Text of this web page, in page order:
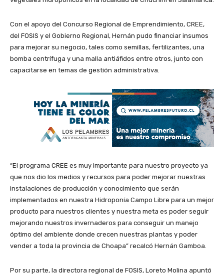
Con el apoyo del Concurso Regional de Emprendimiento, CREE,
del FOSIS y el Gobierno Regional, Hernán pudo financiar insumos
para mejorar su negocio, tales como semillas, fertilizantes, una
bomba centrífuga y una malla antiáfidos entre otros, junto con
capacitarse en temas de gestión administrativa.
“El programa CREE es muy importante para nuestro proyecto ya
que nos dio los medios y recursos para poder mejorar nuestras
instalaciones de producción y conocimiento que serán
implementados en nuestra Hidroponía Campo Libre para un mejor
producto para nuestros clientes y nuestra meta es poder seguir
mejorando nuestros invernaderos para conseguir un manejo
óptimo del ambiente donde crecen nuestras plantas y poder
vender a toda la provincia de Choapa” recalcó Hernán Gamboa.
Por su parte, la directora regional de FOSIS, Loreto Molina apuntó